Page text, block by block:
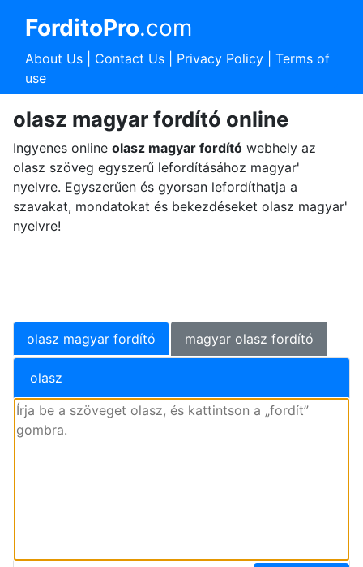
ForditoPro.com
About Us| Contact Us| Privacy Policy| Terms of
use
olasz magyar fordító online
Ingyenes online olasz magyar fordítówebhely az
olasz szöveg egyszerű lefordításához magyar'
nyelvre. Egyszerűen és gyorsan lefordíthatja a
szavakat, mondatokat és bekezdéseket olasz magyar'
nyelvre!
olasz magyar fordító magyar olasz fordító
olasz